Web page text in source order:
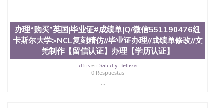
University）圣何塞州立大学成绩单（San Jose State
University）圣何塞州立大学成绩单（ San Jose State
University）圣何塞州立大学成绩单（San Jose State
University）成绩单圣何塞州立大学文凭（San Jose
State University）圣何塞州立大学（San Jose State
University）圣何塞州立大学（San Jose State
University）圣何塞州立大学（ San Jose State
University）圣何塞州立大学（San Jose State
办理“购买”英国|毕业证#成绩单|Q/微信551190476纽
卡斯尔大学>NCL复刻精仿//毕业证办理//成绩单修改//文
凭制作【留信认证】办理【学历认证】
dfnsen Salud y Belleza
0 Respuestas
...